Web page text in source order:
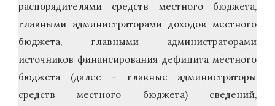
распорядителями средств местного бюджета,
главными администраторами доходов местного
бюджета, главными администраторами
источников финансирования дефицита местного
бюджета (далее – главные администраторы
средств местного бюджета) сведений,